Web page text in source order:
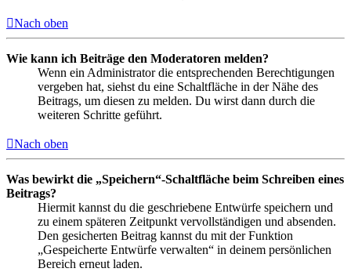
Nach oben
Wie kann ich Beiträge den Moderatoren melden?
Wenn ein Administrator die entsprechenden Berechtigungen
vergeben hat, siehst du eine Schaltfläche in der Nähe des
Beitrags, um diesen zu melden. Du wirst dann durch die
weiteren Schritte geführt.
Nach oben
Was bewirkt die „Speichern“-Schaltfläche beim Schreiben eines
Beitrags?
Hiermit kannst du die geschriebene Entwürfe speichern und
zu einem späteren Zeitpunkt vervollständigen und absenden.
Den gesicherten Beitrag kannst du mit der Funktion
„Gespeicherte Entwürfe verwalten“ in deinem persönlichen
Bereich erneut laden.